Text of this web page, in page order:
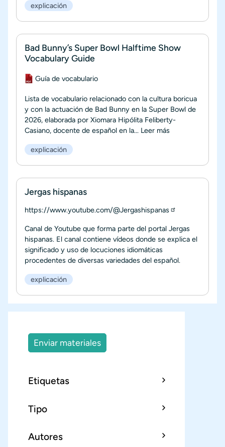
explicación
Bad Bunny’s Super Bowl Halftime Show
Vocabulary Guide
Documento
Guía de vocabulario
Lista de vocabulario relacionado con la cultura boricua
y con la actuación de Bad Bunny en la Super Bowl de
2026, elaborada por Xiomara Hipólita Feliberty-
Casiano, docente de español en la... Leer más
explicación
Jergas hispanas
https://www.youtube.com/@Jergashispanas
Canal de Youtube que forma parte del portal Jergas
hispanas. El canal contiene vídeos donde se explica el
significado y uso de locuciones idiomáticas
procedentes de diversas variedades del español.
explicación
Enviar materiales
Etiquetas
Tipo
Autores